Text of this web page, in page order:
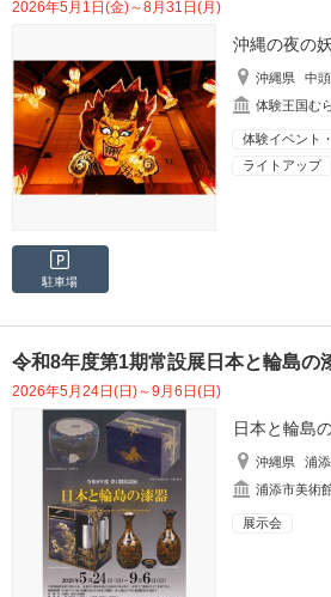
2026年5月1日(金)～8月31日(月)
沖縄の夜の
沖縄県
中
体験王国む
体験イベント
ライトアップ
駐車場
令和8年度第1期常設展日本と輪島の
2026年5月24日(日)～9月6日(日)
日本と輪島
沖縄県
浦
浦添市美術
展示会